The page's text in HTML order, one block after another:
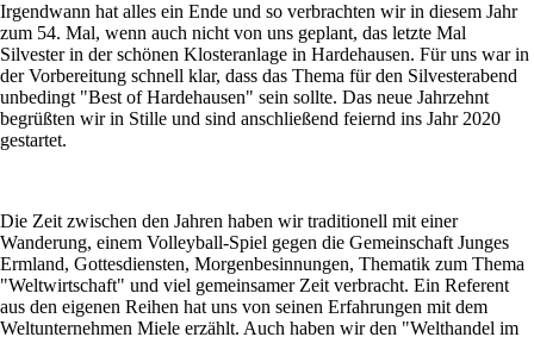
Irgendwann hat alles ein Ende und so verbrachten wir in diesem Jahr
zum 54. Mal, wenn auch nicht von uns geplant, das letzte Mal
Silvester in der schönen Klosteranlage in Hardehausen. Für uns war in
der Vorbereitung schnell klar, dass das Thema für den Silvesterabend
unbedingt "Best of Hardehausen" sein sollte. Das neue Jahrzehnt
begrüßten wir in Stille und sind anschließend feiernd ins Jahr 2020
gestartet.
Die Zeit zwischen den Jahren haben wir traditionell mit einer
Wanderung, einem Volleyball-Spiel gegen die Gemeinschaft Junges
Ermland, Gottesdiensten, Morgenbesinnungen, Thematik zum Thema
"Weltwirtschaft" und viel gemeinsamer Zeit verbracht. Ein Referent
aus den eigenen Reihen hat uns von seinen Erfahrungen mit dem
Weltunternehmen Miele erzählt. Auch haben wir den "Welthandel im